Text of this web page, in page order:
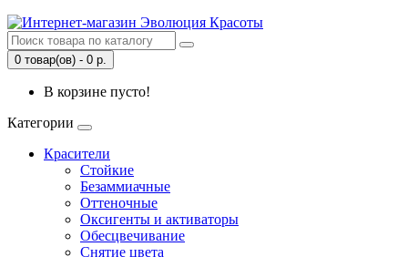
0 товар(ов) - 0 р.
В корзине пусто!
Категории
Красители
Стойкие
Безаммиачные
Оттеночные
Оксигенты и активаторы
Обесцвечивание
Снятие цвета